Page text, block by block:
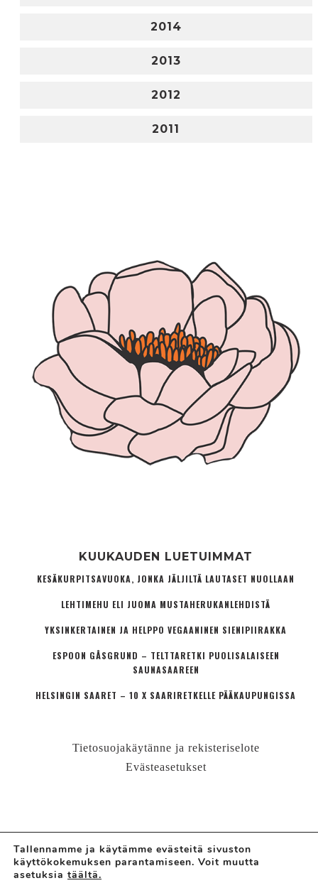
2014
2013
2012
2011
KUUKAUDEN LUETUIMMAT
KESÄKURPITSAVUOKA, JONKA JÄLJILTÄ LAUTASET NUOLLAAN
LEHTIMEHU ELI JUOMA MUSTAHERUKANLEHDISTÄ
YKSINKERTAINEN JA HELPPO VEGAANINEN SIENIPIIRAKKA
ESPOON GÅSGRUND – TELTTARETKI PUOLISALAISEEN
SAUNASAAREEN
HELSINGIN SAARET – 10 X SAARIRETKELLE PÄÄKAUPUNGISSA
Tietosuojakäytänne ja rekisteriselote
Evästeasetukset
© LÄHIÖMUTSI | HANNE VALTARI
Tallennamme ja käytämme evästeitä sivuston
käyttökokemuksen parantamiseen. Voit muutta
asetuksia täältä.